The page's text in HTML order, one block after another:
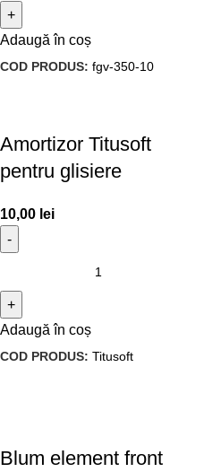
Adaugă în coș
COD PRODUS: fgv-350-10
Amortizor Titusoft
pentru glisiere
10,00 lei
Adaugă în coș
COD PRODUS: Titusoft
Blum element front